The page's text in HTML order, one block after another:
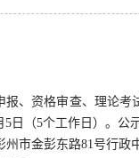
报、资格审查、理论考
5 日（5个工作日）。公
州市金彭东路81号行政